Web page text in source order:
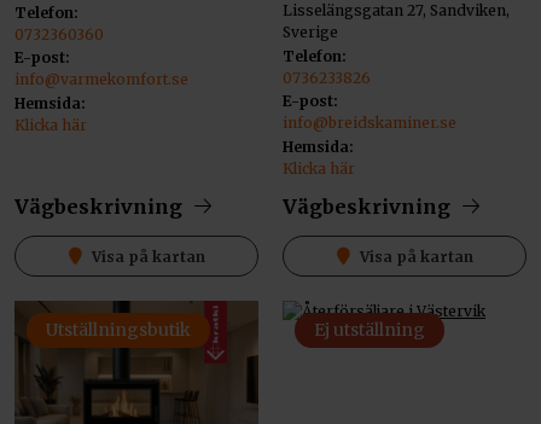
Telefon:
0732360360
E-post:
info@varmekomfort.se
Hemsida:
Klicka här
Vägbeskrivning
Visa på kartan
Lisselängsgatan 27, Sandviken,
Sverige
Telefon:
0736233826
E-post:
info@breidskaminer.se
Hemsida:
Klicka här
Vägbeskrivning
Visa på kartan
Utställningsbutik Ej utställning